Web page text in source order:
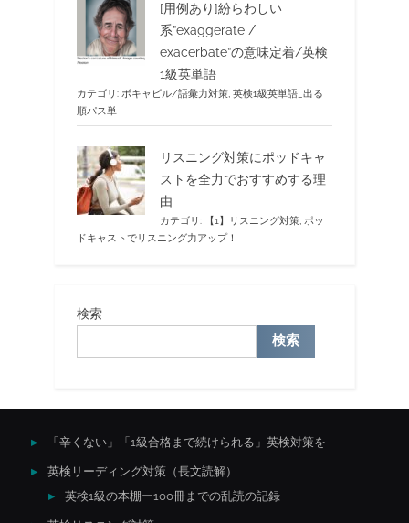
[用例あり]紛らわしい
系”exaggerate /
exacerbate”の意味定着/英検
1級英単語
カテゴリ: ボキャビル/語彙力対策, 英検1級英単語_出る
順パス単
リスニング対策にポッドキャ
ストを全力でおすすめする理
由
カテゴリ: 【1】リスニング対策 ポッ
ドキャストでリスニング力アップ！
検索
検索
「辛くない」「1級合格まで続けられる」英検対策を
英検リーディング対策（長文読解）
英検1級の本棚ー100冊までの乱読の記録